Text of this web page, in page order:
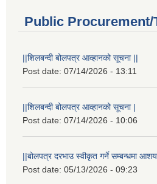
Public Procurement/
||शिलबन्दी बोलपत्र आव्हानको सूचना ||
Post date: 07/14/2026 - 13:11
||शिलबन्दी बोलपत्र आव्हानको सूचना |
Post date: 07/14/2026 - 10:06
||बोलपत्र दरभाउ स्वीकृत गर्ने सम्बन्धमा
Post date: 05/13/2026 - 09:23